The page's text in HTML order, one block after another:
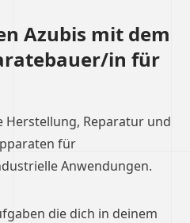
Azubis mit dem
in für
Herstellung, Reparatur und
für
Anwendungen.
die dich in deinem